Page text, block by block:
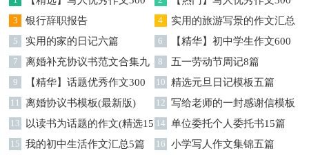
字集锦八篇
字汇总8篇
3 银行辞职报告 4
实用的旅游写景的作文汇总
九篇
5 实用的家的日记六篇 6
【精华】初中学生作文600
字集合十篇
7
离婚补充协议书范文合集九
篇
8 五一劳动节周记8篇
9
【精华】话题优秀作文300
字集合9篇
10 精选元旦日记模板五篇
11 离婚协议书模板(最新版) 12 写给老师的一封感谢信模板
汇编9篇
13
以读书为话题的作文(精选15
篇)
14 单位委托个人委托书15篇
15 我的初中生活作文汇总5篇 16 小学写人作文集锦五篇